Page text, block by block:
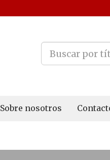
Sobre nosotros